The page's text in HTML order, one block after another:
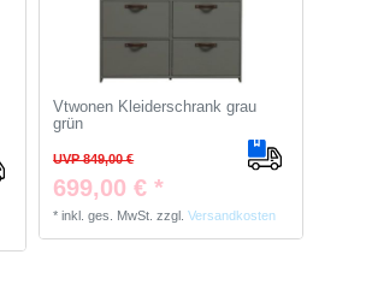
Vtwonen Kleiderschrank grau
grün
UVP 849,00 €
699,00 € *
*inkl. ges. MwSt. zzgl.Versandkosten